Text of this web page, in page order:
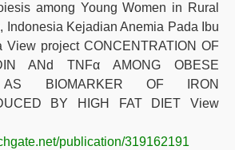
among Young Women in Rural
Indonesia Kejadian Anemia Pada Ibu
View project CONCENTRATION OF
ANd TNFα AMONG OBESE
AS BIOMARKER OF IRON
BY HIGH FAT DIET View
publication/319162191